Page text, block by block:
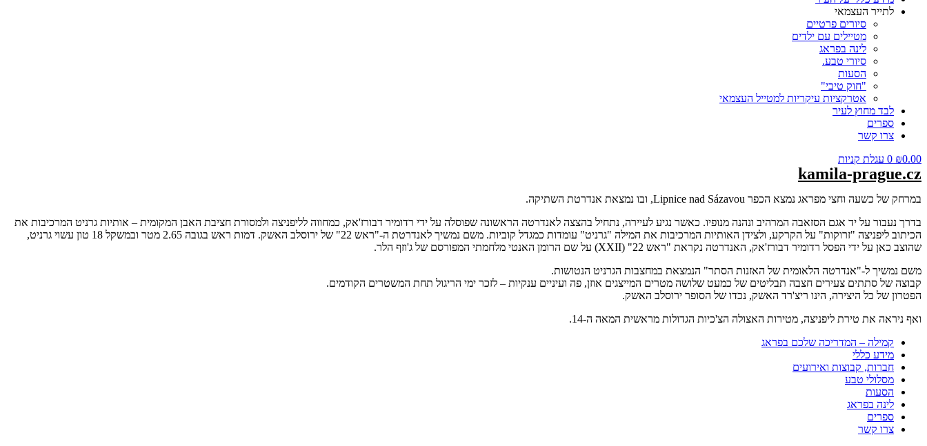
לתייר העצמאי
סיורים פרטיים
מטיילים עם ילדים
לינה בפראג
סיורי טבע.
הסעות
"חוק טיבי"
אטרקציות עיקריות למטייל העצמאי
לבד מחוץ לעיר
ספרים
צרו קשר
₪0.00
0 עגלת קניות
kamila-prague.cz
במרחק של כשעה וחצי מפראג נמצא הכפר Lipnice nad Sázavou, ובו נמצאת אנדרטת השתיקה.
בדרך נעבור על יד אגם הסזאבה המרהיב ונהנה מנופיו. כאשר נגיע לעיירה, נתחיל בהצצה לאנדרטה הראשונה שפוסלה על ידי רדומיר דבורז'אק, כמחווה לליפניצה ולמסורת חציבת האבן המקומית – אותיות גרניט המרכיבות את
הכיתוב ליפניצה "זרוקות" על הקרקע, ולצידן האותיות המרכיבות את המילה "גרניט" עומדות כמגדל קוביות. משם נמשיך לאנדרטת ה-"ראש 22" של ירוסלב האשק. דמות ראש בגובה 2.65 מטר ובמשקל 18 טון עשוי גרניט,
שהוצב כאן על ידי הפסל רדומיר דבורז'אק, האנדרטה נקראת "ראש 22" (XXII) על שם הרומן האנטי מלחמתי המפורסם של ג'וזף הלר.
משם נמשיך ל-"אנדרטה הלאומית של האזנות הסתר" הנמצאת במחצבות הגרניט הנטושות.
קבוצה של סתתים צעירים חצבה תבליטים של כמעט שלושה מטרים המייצגים אוזן, פה ועיניים ענקיות – לזכר ימי הריגול תחת המשטרים הקודמים.
הפטרון של כל היצירה, הינו ריצ'רד האשק, נכדו של הסופר ירוסלב האשק.
ואף ניראה את טירת ליפניצה, מטירות האצולה הצ'כיות הגדולות מראשית המאה ה-14.
קמילה – המדריכה שלכם בפראג
מידע כללי
חברות, קבוצות ואירועים
מסלולי טבע
הסעות
לינה בפראג
ספרים
צרו קשר